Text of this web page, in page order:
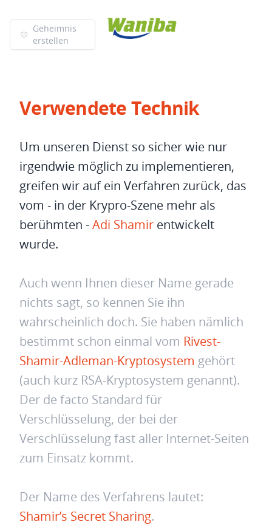
Geheimnis
erstellen
Verwendete Technik
Um unseren Dienst so sicher wie nur
irgendwie möglich zu implementieren,
greifen wir auf ein Verfahren zurück, das
vom - in der Krypro-Szene mehr als
berühmten -Adi Shamir entwickelt
wurde.
Auch wenn Ihnen dieser Name gerade
nichts sagt, so kennen Sie ihn
wahrscheinlich doch. Sie haben nämlich
bestimmt schon einmal vom Rivest-
Shamir-Adleman-Kryptosystem gehört
(auch kurz RSA-Kryptosystem genannt).
Der de facto Standard für
Verschlüsselung, der bei der
Verschlüsselung fast aller Internet-Seiten
zum Einsatz kommt.
Der Name des Verfahrens lautet:
Shamir’s Secret Sharing.